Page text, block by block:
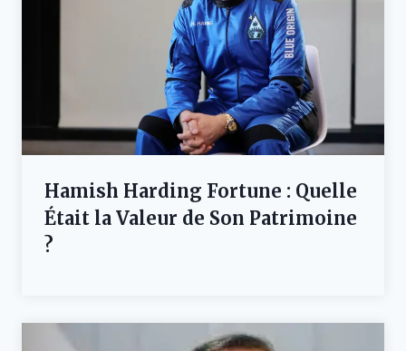
Hamish Harding Fortune : Quelle
Était la Valeur de Son Patrimoine
?